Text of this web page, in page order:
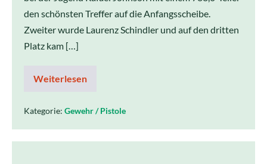
den schönsten Treffer auf die Anfangsscheibe.
Zweiter wurde Laurenz Schindler und auf den dritten
Platz kam […]
Weiterlesen
Kategorie: Gewehr / Pistole